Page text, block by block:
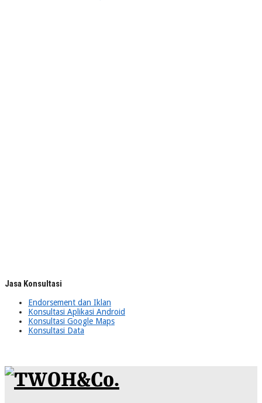
Jasa Konsultasi
Endorsement dan Iklan
Konsultasi Aplikasi Android
Konsultasi Google Maps
Konsultasi Data